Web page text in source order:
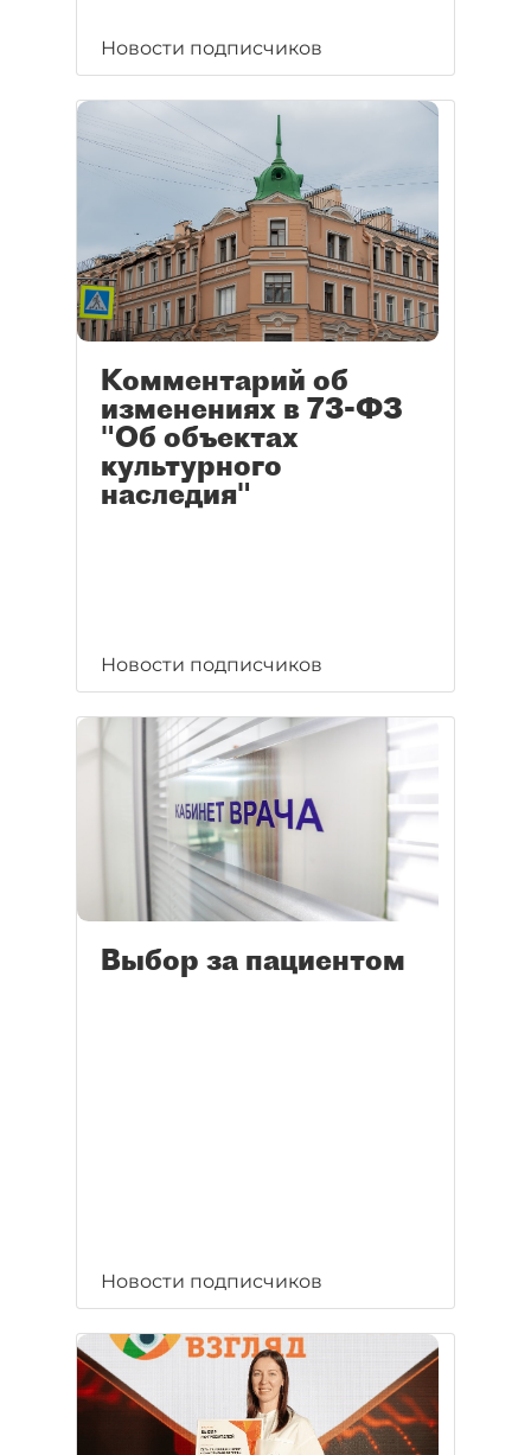
Новости подписчиков
Комментарий об
изменениях в 73-ФЗ
"Об объектах
культурного
наследия"
Новости подписчиков
Выбор за пациентом
Новости подписчиков